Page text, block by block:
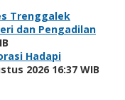
Trenggalek
dan Pengadilan
Hadapi
2026 16:37 WIB